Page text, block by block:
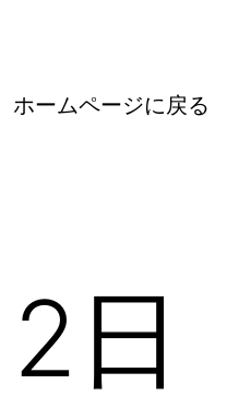
ホームページに戻る
日